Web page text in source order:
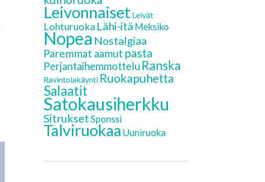
Leivonnaiset Leivät
Lohturuoka Lähi-itä Meksiko
Nopea Nostalgiaa
Paremmat aamut pasta
Perjantaihemmottelu Ranska
Ravintolakäynti Ruokapuhetta
Salaatit
Satokausiherkku
SitruksetSponssi
Talviruokaa Uuniruoka